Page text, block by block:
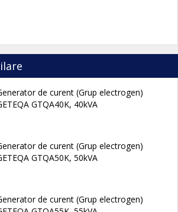
de curent (Grup electrogen)
GTQA40K, 40kVA
de curent (Grup electrogen)
GTQA50K, 50kVA
de curent (Grup electrogen)